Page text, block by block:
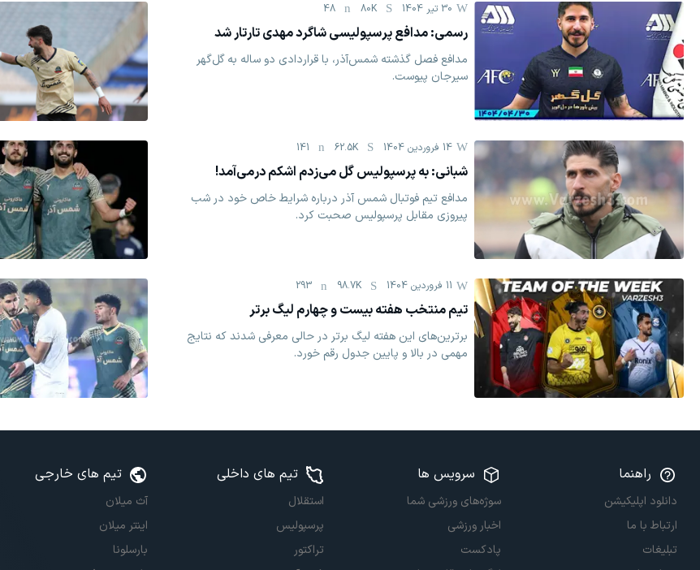
30 تیر 1404 80K
48
رسمی: مدافع پرسپولیسی شاگرد مهدی تارتار شد
مدافع فصل گذشته شمس‌آذر، با قراردادی دو ساله به گل‌گهر
سیرجان پیوست.
14 فروردين 1404 62.5K
141
شبانی: به پرسپولیس گل می‌زدم اشکم درمی‌آمد!
مدافع تیم فوتبال شمس آذر درباره شرایط خاص خود در شب
پیروزی مقابل پرسپولیس صحبت کرد.
11 فروردين 1404 98.7K
293
تیم منتخب هفته بیست و چهارم لیگ برتر
برترین‌های این هفته لیگ برتر در حالی معرفی شدند که نتایج
مهمی در بالا و پایین جدول رقم خورد.
راهنما
دانلود اپلیکیشن
ارتباط با ما
تبلیغات
سرویس ها
سوژه‌های ورزشی شما
اخبار ورزشی
پادکست
تیم های داخلی
استقلال
پرسپولیس
تراکتور
تیم های خارجی
آث میلان
اینتر میلان
بارسلونا